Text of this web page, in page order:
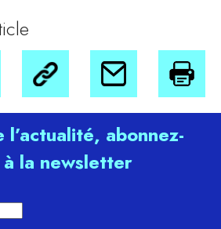
l’actualité, abonnez-
la newsletter